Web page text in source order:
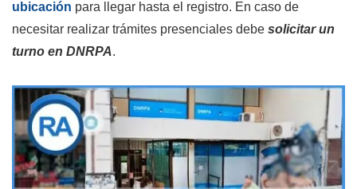
ubicación para llegar hasta el registro. En caso de
necesitar realizar trámites presenciales debe solicitar un
turno en DNRPA.